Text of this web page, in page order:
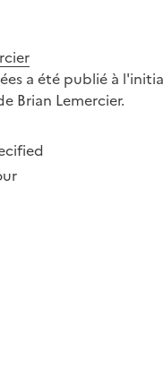
a été publié à
Brian Lemercier.